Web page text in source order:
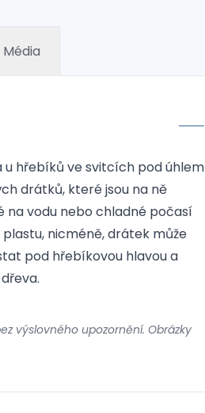
Média
hřebíků ve svitcích pod úhlem
drátků, které jsou na ně
na vodu nebo chladné počasí
nicméně, drátek může
pod hřebíkovou hlavou a
výslovného upozornění. Obrázky